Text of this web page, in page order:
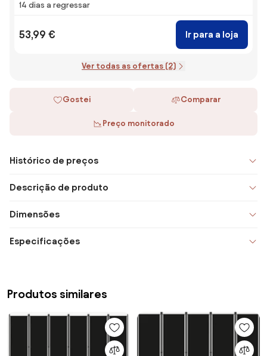
14 dias a regressar
53,99 € Ir para a loja
Ver todas as ofertas (2)
Gostei Comparar
Preço monitorado
Histórico de preços
Descrição de produto
Dimensões
Especificações
Produtos similares